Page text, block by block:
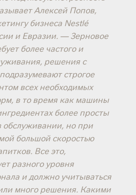
Алексей Попов,
бизнеса Nestlé
и Евразии. — Зерновое
более частого и
решения с
строгое
всех необходимых
в то время как машины
более просты
обслуживании, но при
большой скоростью
Все это,
разного уровня
и должно учитываться
много решения. Какими